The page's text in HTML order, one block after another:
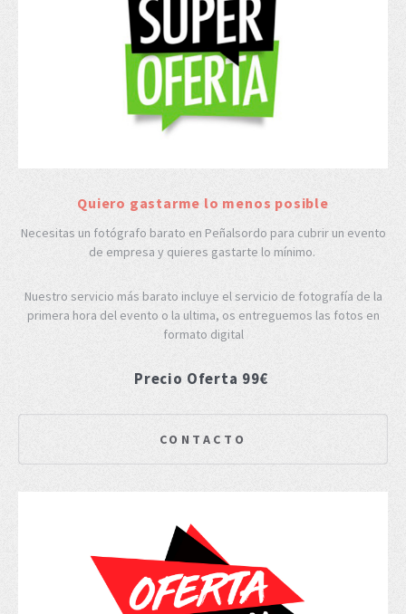
Quiero gastarme lo menos posible
Necesitas un fotógrafo barato en Peñalsordo para cubrir un evento
de empresa y quieres gastarte lo mínimo.
Nuestro servicio más barato incluye el servicio de fotografía de la
primera hora del evento o la ultima, os entreguemos las fotos en
formato digital
Precio Oferta 99€
CONTACTO